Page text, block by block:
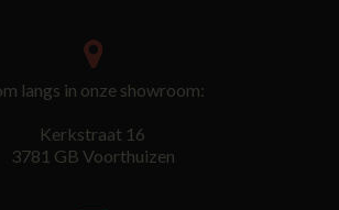
langs in onze showroom:
Kerkstraat 16
3781 GB Voorthuizen